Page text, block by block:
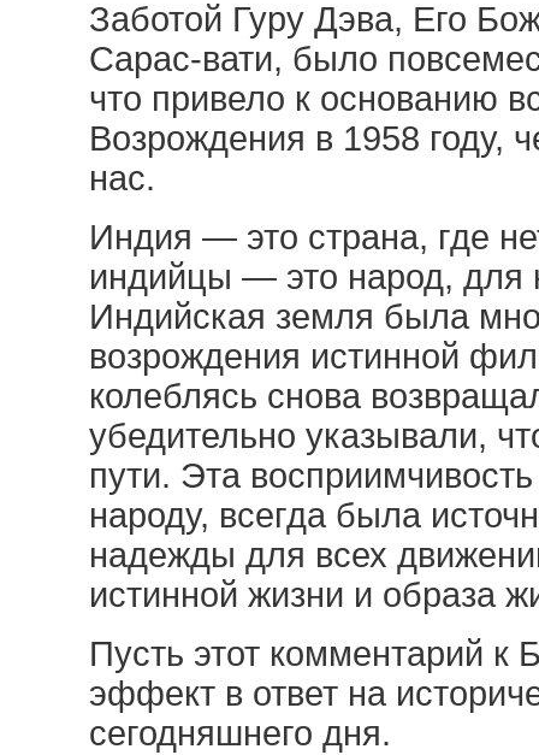
Заботой Гуру Дэва, Его
Сарас-вати, было
что привело к основанию
Возрождения в 1958 году,
нас.
Индия — это страна, где
индийцы — это народ, для
Индийская земля была
возрождения истинной
колеблясь снова
убедительно указывали,
пути. Эта
народу, всегда была
надежды для всех
истинной жизни и образа
Пусть этот комментарий к
эффект в ответ на
сегодняшнего дня.